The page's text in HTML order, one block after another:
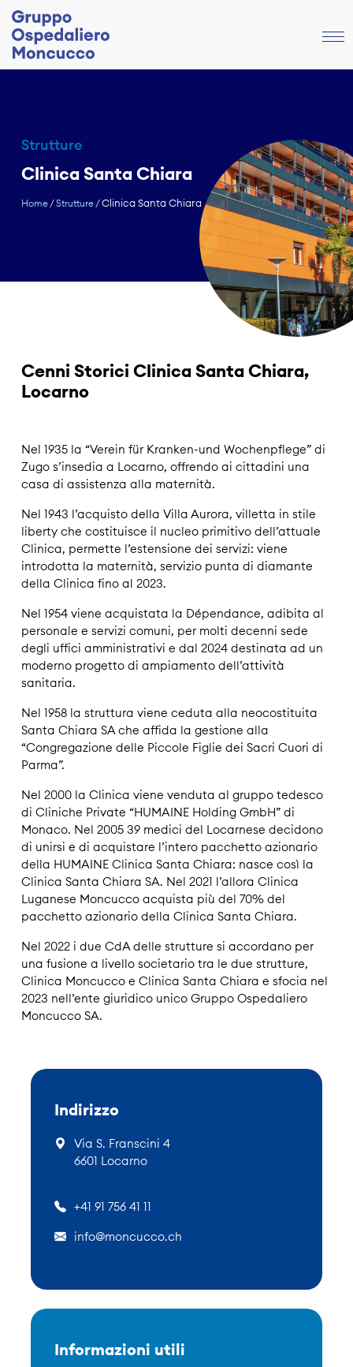
Strutture
Clinica Santa Chiara
Home /Strutture /Clinica Santa Chiara
Cenni Storici Clinica Santa Chiara,
Locarno
Nel 1935 la “Verein für Kranken-und Wochenpflege” di
Zugo s’insedia a Locarno, offrendo ai cittadini una
casa di assistenza alla maternità.
Nel 1943 l’acquisto della Villa Aurora, villetta in stile
liberty che costituisce il nucleo primitivo dell’attuale
Clinica, permette l’estensione dei servizi: viene
introdotta la maternità, servizio punta di diamante
della Clinica fino al 2023.
Nel 1954 viene acquistata la Dépendance, adibita al
personale e servizi comuni, per molti decenni sede
degli uffici amministrativi e dal 2024 destinata ad un
moderno progetto di ampiamento dell’attività
sanitaria.
Nel 1958 la struttura viene ceduta alla neocostituita
Santa Chiara SA che affida la gestione alla
“Congregazione delle Piccole Figlie dei Sacri Cuori di
Parma”.
Nel 2000 la Clinica viene venduta al gruppo tedesco
di Cliniche Private “HUMAINE Holding GmbH” di
Monaco. Nel 2005 39 medici del Locarnese decidono
di unirsi e di acquistare l’intero pacchetto azionario
della HUMAINE Clinica Santa Chiara: nasce così la
Clinica Santa Chiara SA. Nel 2021 l’allora Clinica
Luganese Moncucco acquista più del 70% del
pacchetto azionario della Clinica Santa Chiara.
Nel 2022 i due CdA delle strutture si accordano per
una fusione a livello societario tra le due strutture,
Clinica Moncucco e Clinica Santa Chiara e sfocia nel
2023 nell’ente giuridico unico Gruppo Ospedaliero
Moncucco SA.
Indirizzo
Via S. Franscini 4
6601 Locarno
+41 91 756 41 11
info@moncucco.ch
Informazioni utili